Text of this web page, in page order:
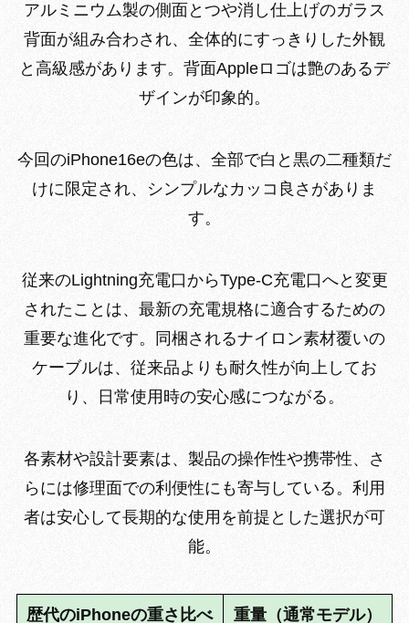
アルミニウム製の側面とつや消し仕上げのガラス
背面が組み合わされ、全体的にすっきりした外観
と高級感があります。背面Appleロゴは艶のあるデ
ザインが印象的。
今回のiPhone16eの色は、全部で白と黒の二種類だ
けに限定され、シンプルなカッコ良さがありま
す。
従来のLightning充電口からType-C充電口へと変更
されたことは、最新の充電規格に適合するための
重要な進化です。同梱されるナイロン素材覆いの
ケーブルは、従来品よりも耐久性が向上してお
り、日常使用時の安心感につながる。
各素材や設計要素は、製品の操作性や携帯性、さ
らには修理面での利便性にも寄与している。利用
者は安心して長期的な使用を前提とした選択が可
能。
歴代のiPhoneの重さ比べ 重量（通常モデル）